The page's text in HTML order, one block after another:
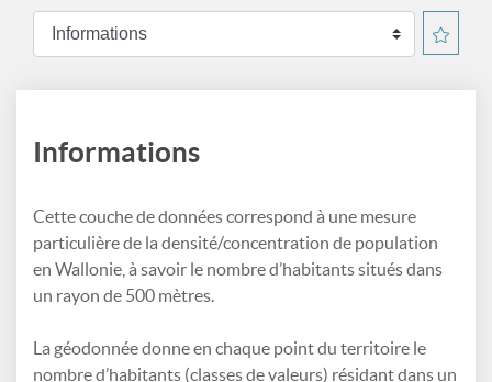
Informations
Cette couche de données correspond à une mesure
particulière de la densité/concentration de population
en Wallonie, à savoir le nombre d’habitants situés dans
un rayon de 500 mètres.
La géodonnée donne en chaque point du territoire le
nombre d’habitants (classes de valeurs) résidant dans un